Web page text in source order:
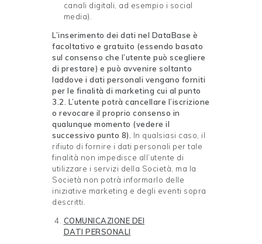
canali digitali, ad esempio i social
media).
L’inserimento dei dati nel DataBase è
facoltativo e gratuito (essendo basato
sul consenso che l’utente può scegliere
di prestare) e può avvenire soltanto
laddove i dati personali vengano forniti
per le finalità di marketing cui al punto
3.2. L’utente potrà cancellare l’iscrizione
o revocare il proprio consenso in
qualunque momento (vedere il
successivo punto 8).
In qualsiasi caso, il
rifiuto di fornire i dati personali per tale
finalità non impedisce all’utente di
utilizzare i servizi della Società, ma la
Società non potrà informarlo delle
iniziative marketing e degli eventi sopra
descritti.
COMUNICAZIONE DEI
DATI PERSONALI